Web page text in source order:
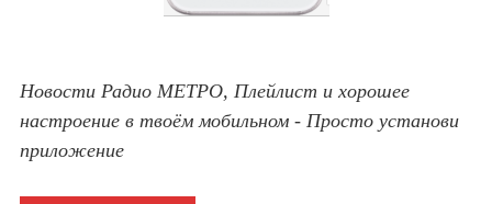
Новости Радио МЕТРО, Плейлист и хорошее
настроение в твоём мобильном - Просто установи
приложение